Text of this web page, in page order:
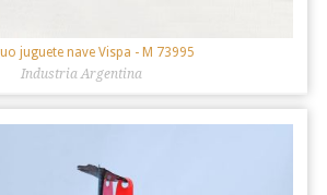
juguete nave Vispa - M 73995
Industria Argentina